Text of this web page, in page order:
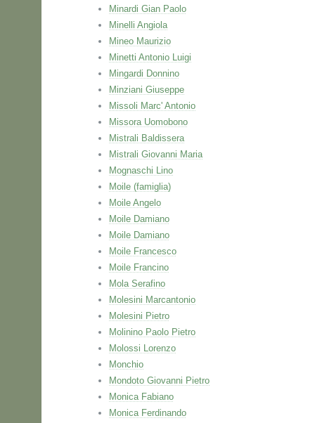
Minardi Gian Paolo
Minelli Angiola
Mineo Maurizio
Minetti Antonio Luigi
Mingardi Donnino
Minziani Giuseppe
Missoli Marc' Antonio
Missora Uomobono
Mistrali Baldissera
Mistrali Giovanni Maria
Mognaschi Lino
Moile (famiglia)
Moile Angelo
Moile Damiano
Moile Damiano
Moile Francesco
Moile Francino
Mola Serafino
Molesini Marcantonio
Molesini Pietro
Molinino Paolo Pietro
Molossi Lorenzo
Monchio
Mondoto Giovanni Pietro
Monica Fabiano
Monica Ferdinando